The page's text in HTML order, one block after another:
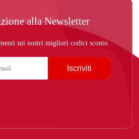
alla Newsletter
sui nostri migliori codici sconto
Iscriviti